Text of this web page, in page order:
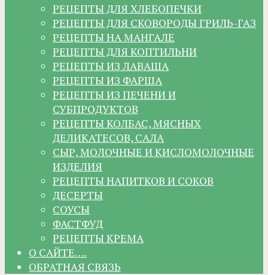
РЕЦЕПТЫ ДЛЯ ХЛЕБОПЕЧКИ
РЕЦЕПТЫ ДЛЯ СКОВОРОДЫ ГРИЛЬ-ГАЗ
РЕЦЕПТЫ НА МАНГАЛЕ
РЕЦЕПТЫ ДЛЯ КОПТИЛЬНИ
РЕЦЕПТЫ ИЗ ЛАВАША
РЕЦЕПТЫ ИЗ ФАРША
РЕЦЕПТЫ ИЗ ПЕЧЕНИ И
СУБПРОДУКТОВ
РЕЦЕПТЫ КОЛБАС, МЯСНЫХ
ДЕЛИКАТЕСОВ, САЛА
СЫР, МОЛОЧНЫЕ И КИСЛОМОЛОЧНЫЕ
ИЗДЕЛИЯ
РЕЦЕПТЫ НАПИТКОВ И СОКОВ
ДЕСЕРТЫ
СОУСЫ
ФАСТФУД
РЕЦЕПТЫ КРЕМА
О САЙТЕ….
ОБРАТНАЯ СВЯЗЬ